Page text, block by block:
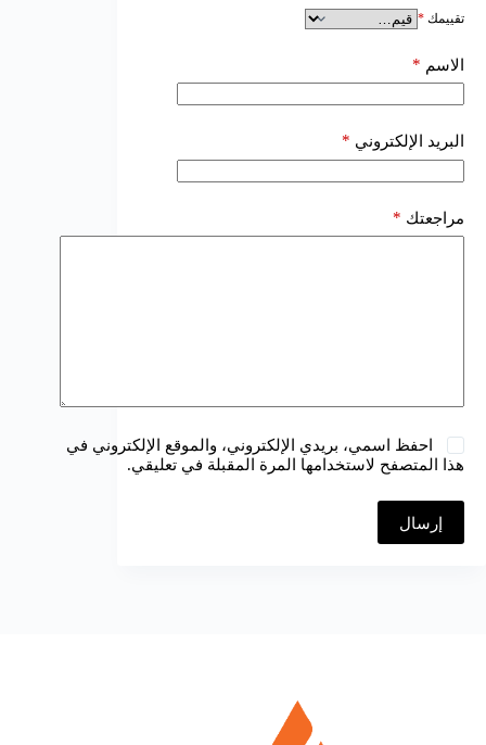
تقييمك *
الاسم *
البريد الإلكتروني *
مراجعتك *
احفظ اسمي، بريدي الإلكتروني، والموقع الإلكتروني في
هذا المتصفح لاستخدامها المرة المقبلة في تعليقي.
إرسال